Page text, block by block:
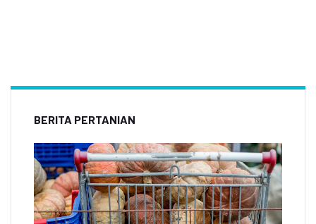
BERITA PERTANIAN